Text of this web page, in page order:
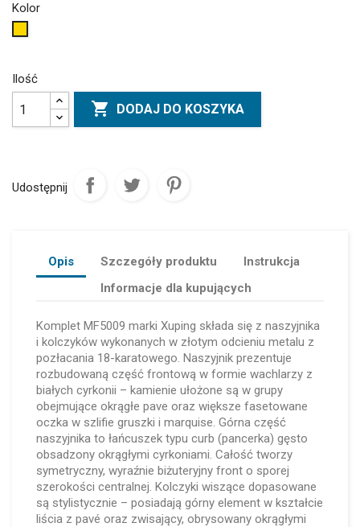
Kolor
Ilość
 DODAJ DO KOSZYKA
Udostępnij
Opis Szczegóły produktu
Instrukcja
Informacje dla kupujących
Komplet MF5009 marki Xuping składa się z naszyjnika
i kolczyków wykonanych w złotym odcieniu metalu z
pozłacania 18-karatowego. Naszyjnik prezentuje
rozbudowaną część frontową w formie wachlarzy z
białych cyrkonii – kamienie ułożone są w grupy
obejmujące okrągłe pave oraz większe fasetowane
oczka w szlifie gruszki i marquise. Górna część
naszyjnika to łańcuszek typu curb (pancerka) gęsto
obsadzony okrągłymi cyrkoniami. Całość tworzy
symetryczny, wyraźnie biżuteryjny front o sporej
szerokości centralnej. Kolczyki wiszące dopasowane
są stylistycznie – posiadają górny element w kształcie
liścia z pavé oraz zwisający, obrysowany okrągłymi